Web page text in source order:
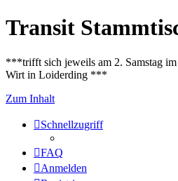
Transit
***trifft sich jeweils am 2. Samstag
Wirt in Loiderding ***
Zum Inhalt
Schnellzugriff
FAQ
Anmelden